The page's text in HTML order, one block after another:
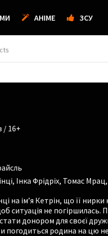
АНІМЕ ЗСУ
/ 16+
, Інка Фрідріх, Томас Мрац,
на ім’я Кетрін, що її
ситуація не погіршилась.
донором для своєї
погодиться родина на цю